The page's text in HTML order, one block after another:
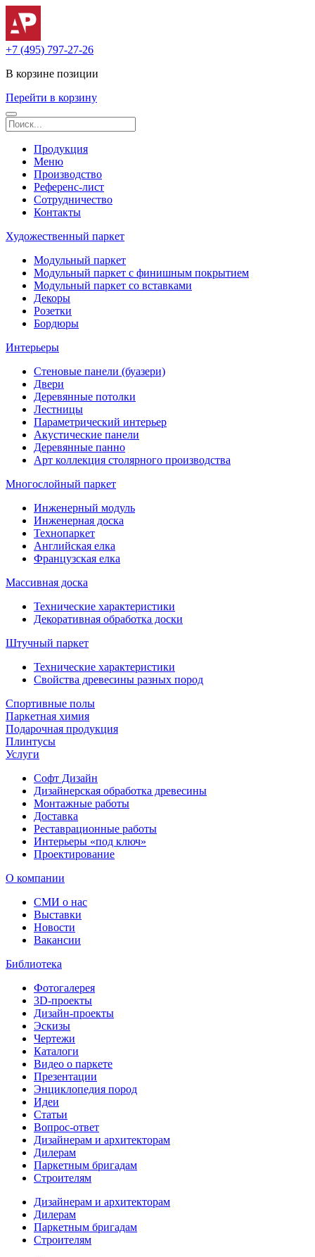
+7 (495) 797-27-26
В корзине позиции
Перейти в корзину
Продукция
Меню
Производство
Референс-лист
Сотрудничество
Контакты
Художественный паркет
Модульный паркет
Модульный паркет с финишным покрытием
Модульный паркет со вставками
Декоры
Розетки
Бордюры
Интерьеры
Стеновые панели (буазери)
Двери
Деревянные потолки
Лестницы
Параметрический интерьер
Акустические панели
Деревянные панно
Арт коллекция столярного производства
Многослойный паркет
Инженерный модуль
Инженерная доска
Технопаркет
Английская елка
Французская елка
Массивная доска
Технические характеристики
Декоративная обработка доски
Штучный паркет
Технические характеристики
Свойства древесины разных пород
Спортивные полы
Паркетная химия
Подарочная продукция
Плинтусы
Услуги
Софт Дизайн
Дизайнерская обработка древесины
Монтажные работы
Доставка
Реставрационные работы
Интерьеры «под ключ»
Проектирование
О компании
СМИ о нас
Выставки
Новости
Вакансии
Библиотека
Фотогалерея
3D-проекты
Дизайн-проекты
Эскизы
Чертежи
Каталоги
Видео о паркете
Презентации
Энциклопедия пород
Идеи
Статьи
Вопрос-ответ
Дизайнерам и архитекторам
Дилерам
Паркетным бригадам
Строителям
Дизайнерам и архитекторам
Дилерам
Паркетным бригадам
Строителям